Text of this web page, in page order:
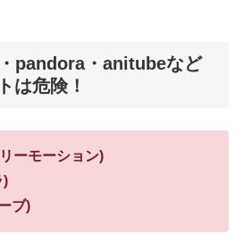
pandora・anitubeなど
は危険！
ーモーション)
)
ブ)